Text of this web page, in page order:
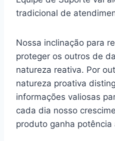
tradicional de
Nossa inclinação para
proteger os outros de
natureza reativa. Por
natureza proativa
informações valiosas
cada dia nosso
produto ganha potência